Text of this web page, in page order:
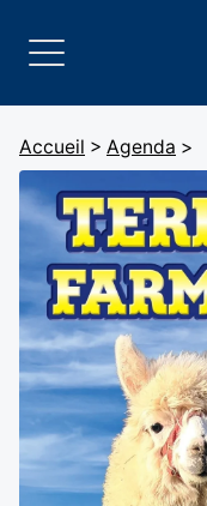
Accueil > Agenda >